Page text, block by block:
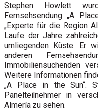
Stephen Howlett
Fernsehsendung „A
„Experte für die Region
Laufe der Jahre
umliegenden Küste. Er
anderen
Immobiliensuchenden
Weitere Informationen
„A Place in the Sun“.
Panelteilnehmer in
Almería zu sehen.